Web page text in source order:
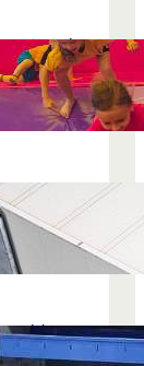
să își vadă
pe
marfă
o dubă
care